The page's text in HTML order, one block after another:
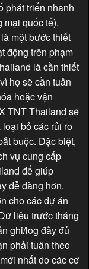
phát triển nhanh
mại quốc tế).
một bước thiết
động trên phạm
là cần thiết
họ sẽ cần tuân
hoặc vận
TNT Thailand sẽ
bỏ các rủi ro
buộc. Đặc biệt,
vụ cung cấp
để giúp
dễ dàng hơn.
cho các dự án
liệu trước tháng
ghi/log đầy đủ
phải tuân theo
nhất do các cơ